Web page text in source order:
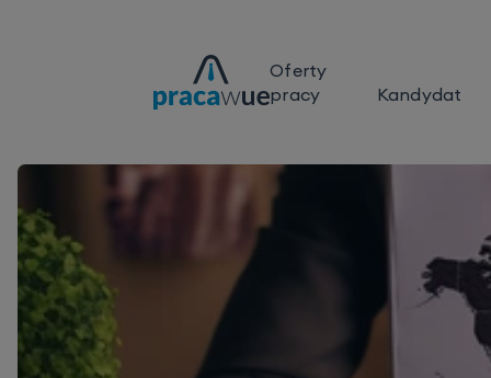
Oferty
pracy
Kandydat